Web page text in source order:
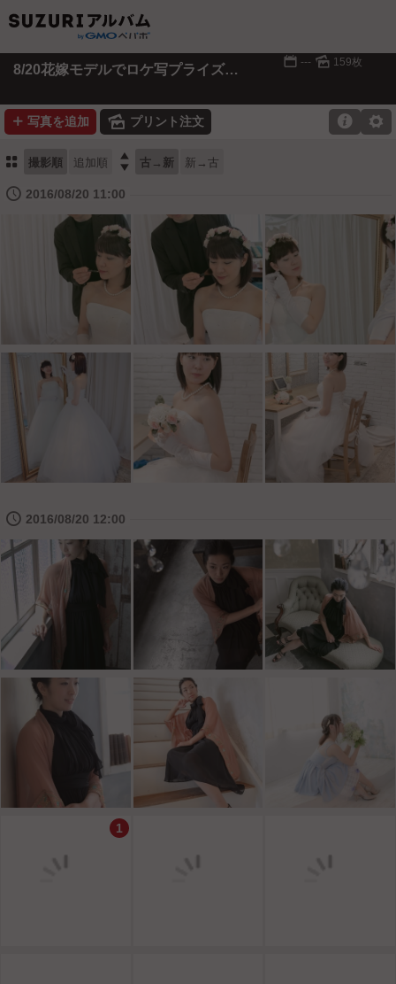
8/20花嫁モデルでロケ写プライズのお写真 📅 --- 🌄 159枚
➕ 写真を追加 🌄 プリント注文 ⚙

⚏ 撮影順 追加順  古→新 新→古
🕔 2016/08/20 11:00
🕔 2016/08/20 12:00
1